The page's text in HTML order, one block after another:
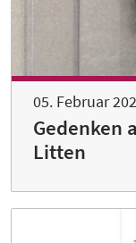
05. Februar
Gedenken
Litten